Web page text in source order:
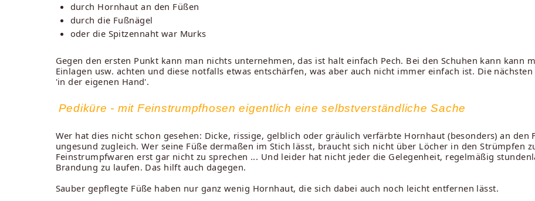
durch Hornhaut an den Füßen
durch die Fußnägel
oder die Spitzennaht war Murks
Gegen den ersten Punkt kann man nichts unternehmen, das ist halt einfach Pech. Bei den Schuhen kann kann
Einlagen usw. achten und diese notfalls etwas entschärfen, was aber auch nicht immer einfach ist. Die
'in der eigenen Hand'.
Pediküre - mit Feinstrumpfhosen eigentlich eine selbstverständliche Sache
Wer hat dies nicht schon gesehen: Dicke, rissige, gelblich oder gräulich verfärbte Hornhaut (besonders) an den
ungesund zugleich. Wer seine Füße dermaßen im Stich lässt, braucht sich nicht über Löcher in den Strümpfen
Feinstrumpfwaren erst gar nicht zu sprechen ... Und leider hat nicht jeder die Gelegenheit, regelmäßig
Brandung zu laufen. Das hilft auch dagegen.
Sauber gepflegte Füße haben nur ganz wenig Hornhaut, die sich dabei auch noch leicht entfernen lässt.